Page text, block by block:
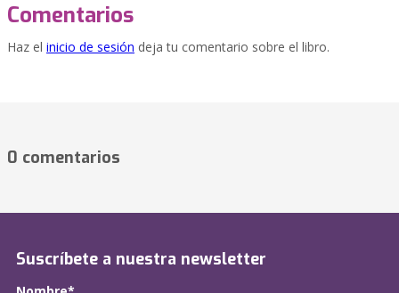
Comentarios
Haz el inicio de sesión deja tu comentario sobre el libro.
0 comentarios
Suscríbete a nuestra newsletter